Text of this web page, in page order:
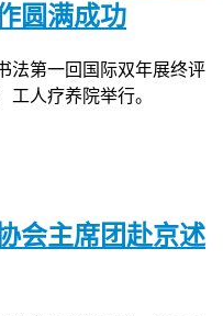
圆满成功
法第一回国际双年展终评
工人疗养院举行。
会主席团赴京述